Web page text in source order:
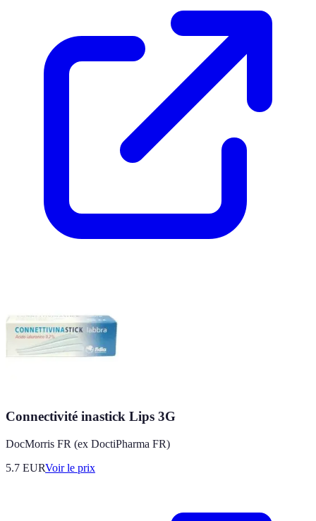
Connectivité inastick Lips 3G
DocMorris FR (ex DoctiPharma FR)
5.7 EURVoir le prix